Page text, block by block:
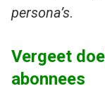
persona’s.
Vergeet
abonnees